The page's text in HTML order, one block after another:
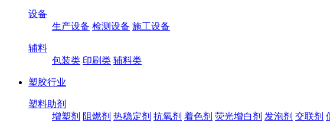
设备
生产设备 检测设备 施工设备
辅料
包装类 印刷类 辅料类
塑胶行业
塑料助剂
增塑剂 阻燃剂 热稳定剂 抗氧剂 着色剂 荧光增白剂 发泡剂 交联剂